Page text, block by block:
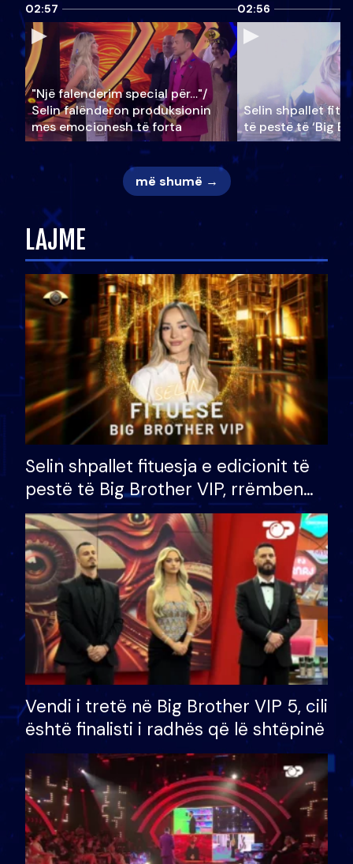
02:57
"Një falenderim special për…"/
Selin falënderon produksionin
mes emocionesh të forta
02:56
Selin shpallet
të pestë të ‘Big
më shumë →
LAJME
Selin shpallet fituesja e edicionit të
pestë të Big Brother VIP, rrëmben
çmimin e madh prej 100 mijë eurosh
Vendi i tretë në Big Brother VIP 5, cili
është finalisti i radhës që lë shtëpinë